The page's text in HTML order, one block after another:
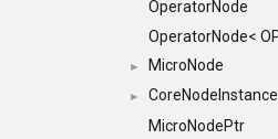
OperatorNode
OperatorNode< OP,
► MicroNode
►
MicroNodePtr